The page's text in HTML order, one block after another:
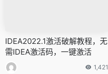
IDEA2022.1激活破解教程，无
需IDEA激活码，一键激活
1,421